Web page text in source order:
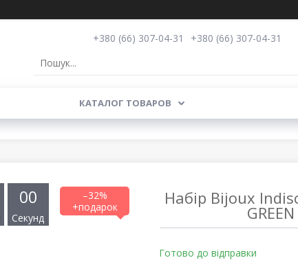
+380 (66) 307-04-31
+380 (66) 307-04-31
КАТАЛОГ ТОВАРОВ
–32%
00
Секунд
Набір Bijoux
Готово до відправки